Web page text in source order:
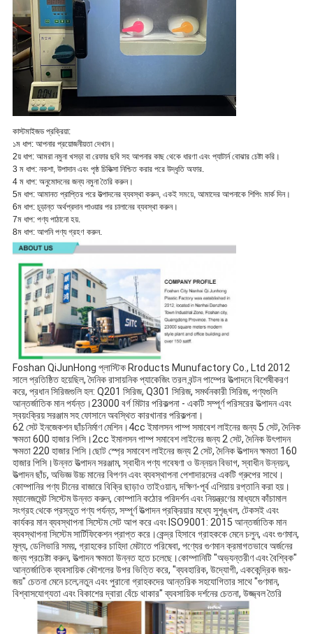
কাস্টমাইজড প্রক্রিয়া:
১ম ধাপ: আপনার প্রয়োজনীয়তা দেখান।
2য় ধাপ: আমরা নমুনা খসড়া বা রেফার ছবি সহ আপনার কাছ থেকে ধারণা এবং প্যাটার্ন বোঝার চেষ্টা করি।
3 ম ধাপ: নকশা, উপাদান এবং পৃষ্ঠ চিকিত্সা নিশ্চিত করার পরে উদ্ধৃতি অফার.
4 ম ধাপ: অনুমোদনের জন্য নমুনা তৈরি করুন।
5ম ধাপ: আমানত প্রাপ্তির পরে উত্পাদনের ব্যবস্থা করুন, একই সময়ে, আমাদের আপনাকে শিপিং মার্ক দিন।
6ম ধাপ: চূড়ান্ত অর্থপ্রদান পাওয়ার পর চালানের ব্যবস্থা করুন।
7ম ধাপ: পণ্য পাঠানো হয়.
8ম ধাপ: আপনি পণ্য গ্রহণ করুন.
Foshan QiJunHong প্লাস্টিক Rroducts Munufactory Co., Ltd 2012
সালে প্রতিষ্ঠিত হয়েছিল, দৈনিক রাসায়নিক প্যাকেজিং তরল বন্টন পাম্পের উত্পাদনে বিশেষীকরণ
করে, প্রধান সিরিজগুলি হল: Q201 সিরিজ, Q301 সিরিজ, সমর্থনকারী সিরিজ, পণ্যগুলি
আন্তর্জাতিক মান পর্যন্ত।23000 বর্গ মিটার পরিকল্পনা - একটি সম্পূর্ণ পরিসরের উত্পাদন এবং
স্বয়ংক্রিয় সরঞ্জাম সহ ফোসানে অবস্থিত কারখানার পরিকল্পনা।
62 সেট ইনজেকশন ছাঁচনির্মাণ মেশিন।4cc ইমালসন পাম্প সমাবেশ লাইনের জন্য 5 সেট, দৈনিক
ক্ষমতা 600 হাজার পিসি।2cc ইমালসন পাম্প সমাবেশ লাইনের জন্য 2 সেট, দৈনিক উৎপাদন
ক্ষমতা 220 হাজার পিসি।ছোট স্প্রে সমাবেশ লাইনের জন্য 2 সেট, দৈনিক উত্পাদন ক্ষমতা 160
হাজার পিসি।উন্নত উত্পাদন সরঞ্জাম, স্বাধীন পণ্য গবেষণা ও উন্নয়ন বিভাগ, স্বাধীন উন্নয়ন,
উত্পাদন ছাঁচ, অভিজ্ঞ উচ্চ মানের বিপণন এবং ব্যবস্থাপনা পেশাদারদের একটি গ্রুপের সাথে।
কোম্পানির পণ্য চীনের বাজারে বিক্রি ছাড়াও তাইওয়ান, দক্ষিণ-পূর্ব এশিয়ায় রপ্তানি করা হয়।
ম্যানেজমেন্ট সিস্টেম উন্নত করুন, কোম্পানি কঠোর পরিদর্শন এবং নিয়ন্ত্রণের মাধ্যমে কাঁচামাল
সংগ্রহ থেকে প্রস্তুত পণ্য পর্যন্ত, সম্পূর্ণ উত্পাদন প্রক্রিয়ার মধ্যে সুশৃঙ্খল, টেকসই এবং
কার্যকর মান ব্যবস্থাপনা সিস্টেম সেট আপ করে এবং ISO9001: 2015 আন্তর্জাতিক মান
ব্যবস্থাপনা সিস্টেম সার্টিফিকেশন প্রাপ্ত করে।কেন্দ্র হিসাবে গ্রাহককে মেনে চলুন, এবং গুণমান,
মূল্য, ডেলিভারি সময়, গ্রাহকের চাহিদা মেটাতে পরিষেবা, পণ্যের গুণমান ক্রমাগতভাবে অর্জনের
জন্য প্রচেষ্টা করুন, উত্পাদন ক্ষমতা উন্নত হতে চলেছে।কোম্পানিটি "অভ্যন্তরীণ এবং বৈশ্বিক"
আন্তর্জাতিক ব্যবসায়িক কৌশলের উপর ভিত্তি করে, "ব্যবহারিক, উদ্যোগী, এককেন্দ্রিক জয়-
জয়" চেতনা মেনে চলে;নতুন এবং পুরানো গ্রাহকদের আন্তরিক সহযোগিতার সাথে "গুণমান,
বিশ্বাসযোগ্যতা এবং বিকাশের দ্বারা বেঁচে থাকার" ব্যবসায়িক দর্শনের চেতনা, উজ্জ্বল তৈরি